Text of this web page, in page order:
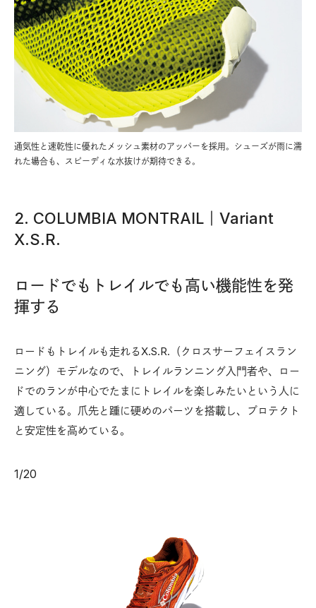
通気性と速乾性に優れたメッシュ素材のアッパーを採用。シューズが雨に濡
れた場合も、スピーディな水抜けが期待できる。
2. COLUMBIA MONTRAIL｜Variant
X.S.R.
ロードでもトレイルでも高い機能性を発
揮する
ロードもトレイルも走れるX.S.R.（クロスサーフェイスラン
ニング）モデルなので、トレイルランニング入門者や、ロー
ドでのランが中心でたまにトレイルを楽しみたいという人に
適している。爪先と踵に硬めのパーツを搭載し、プロテクト
と安定性を高めている。
1/20